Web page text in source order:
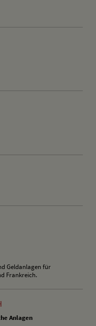
Geldanlagen für
Frankreich.
Anlagen